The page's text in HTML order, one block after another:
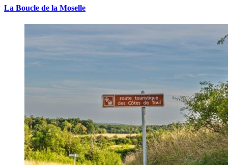
La Boucle de la Moselle